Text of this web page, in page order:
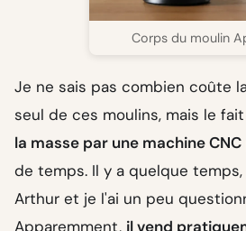
Corps du moulin
Je ne sais pas combien coûte
seul de ces moulins, mais le
la masse par une machine CNC
de temps. Il y a quelque temps,
Arthur et je l'ai un peu
Apparemment, il vend